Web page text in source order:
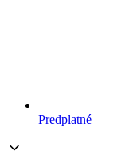
Predplatné